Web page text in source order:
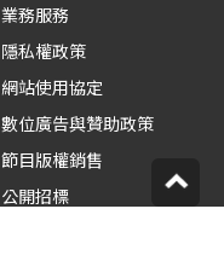
業務服務
隱私權政策
網站使用協定
數位廣告與贊助政策
節目版權銷售
公開招標